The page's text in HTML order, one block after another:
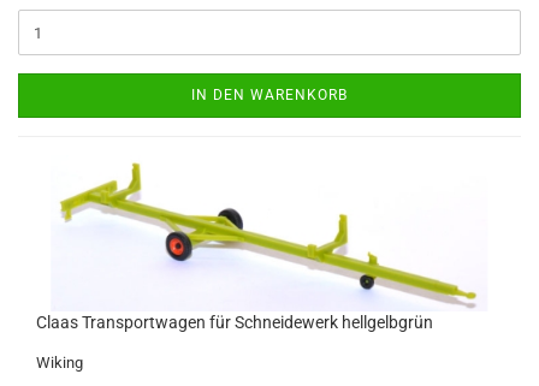
IN DEN WARENKORB
Claas Trans­port­wa­gen für Schnei­de­werk hell­gelb­grün
Wi­king